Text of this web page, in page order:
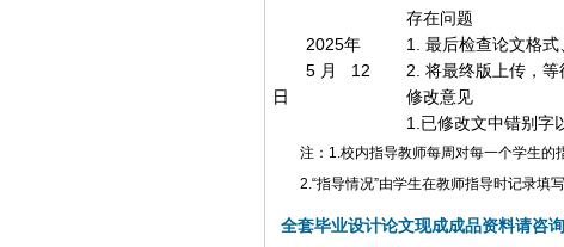
2025年
5月 12
日
存在问题
1. 最后检查论文格式
2. 将最终版上传，等
修改意见
1.已修改文中错别字
注：1.校内指导教师每周对每一个学生的
2.“指导情况”由学生在教师指导时记录填
全套毕业设计论文现成成品资料请咨询